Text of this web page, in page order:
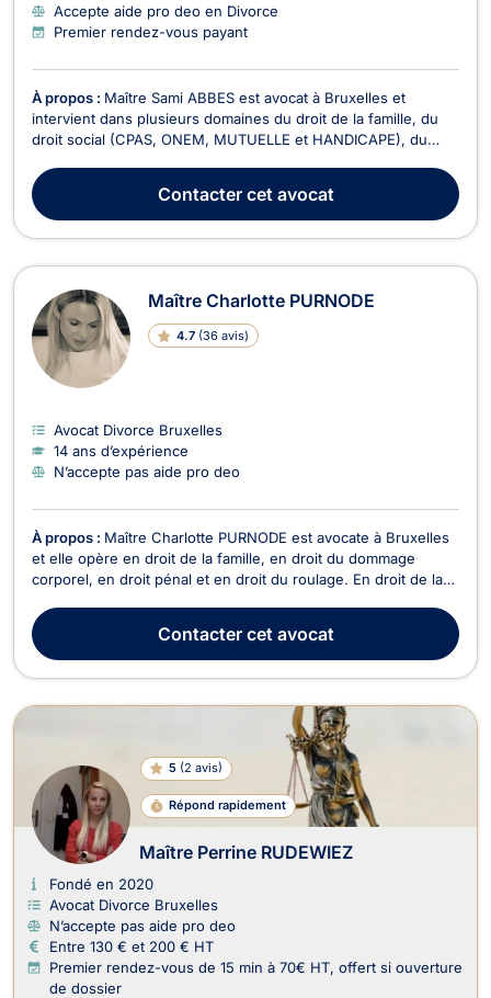
Accepte aide pro deo en Divorce
Premier rendez-vous payant
À propos : Maître Sami ABBES est avocat à Bruxelles et
intervient dans plusieurs domaines du droit de la famille, du
droit social (CPAS, ONEM, MUTUELLE et HANDICAPE), du
accompagne dans la constitution des demandes de mariages,
des cohabitations légales, des séparations et ...
Contactercet avocat
Maître Charlotte PURNODE
4.7 (36 avis)
Avocat Divorce Bruxelles
14 ans d’expérience
N’accepte pas aide pro deo
À propos : Maître Charlotte PURNODE est avocate à Bruxelles
et elle opère en droit de la famille, en droit du dommage
corporel, en droit pénal et en droit du roulage. En droit de la
procédure de divorce contentieux ou à l’amiable. Elle traite
également les litiges relatifs à ...
Contactercet avocat
5 (2 avis)
Répond rapidement
Maître Perrine RUDEWIEZ
Fondé en 2020
Avocat Divorce Bruxelles
N’accepte pas aide pro deo
Entre 130 € et 200 € HT
Premier rendez-vous de 15 min à 70€ HT, offert si ouverture
de dossier